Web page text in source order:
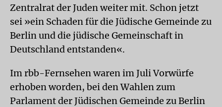
Zentralrat der Juden weiter mit. Schon jetzt
sei »ein Schaden für die Jüdische Gemeinde zu
Berlin und die jüdische Gemeinschaft in
Deutschland entstanden«.
Im rbb-Fernsehen waren im Juli Vorwürfe
erhoben worden, bei den Wahlen zum
Parlament der Jüdischen Gemeinde zu Berlin